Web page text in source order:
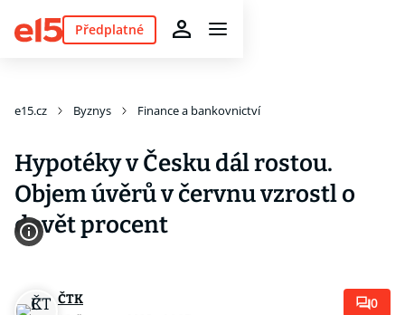
Předplatné
e15.cz Byznys Finance a bankovnictví
Hypotéky v Česku dál rostou.
Objem úvěrů v červnu vzrostl o
devět procent
ČTK 0